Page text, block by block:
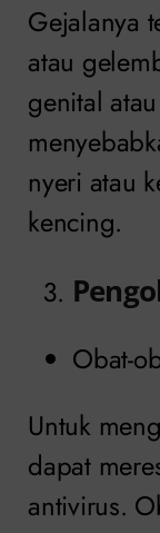
Gejalanya
atau
genital
nyeri atau
kencing.
Obat-
Untuk
dapat
antivirus.